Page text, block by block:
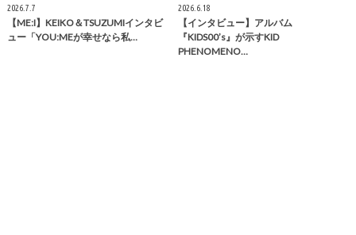
2026.7.7
【ME:I】KEIKO＆TSUZUMIインタビ
ュー「YOU:MEが幸せなら私…
2026.6.18
【インタビュー】アルバム
『KIDS00’s』が示すKID
PHENOMENO…